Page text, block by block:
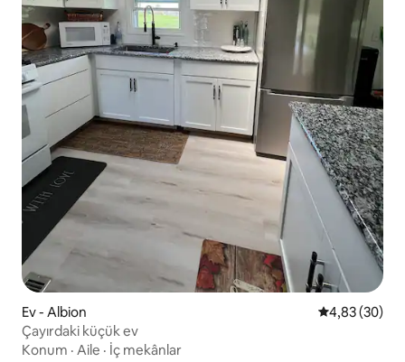
Ev - Albion 5 üzerinden
4,83 (30)
Çayırdaki küçük ev
Konum · Aile · İç mekânlar